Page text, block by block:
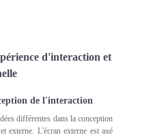
d'interaction et
de l'interaction
différentes dans la conception
externe. L'écran externe est axé